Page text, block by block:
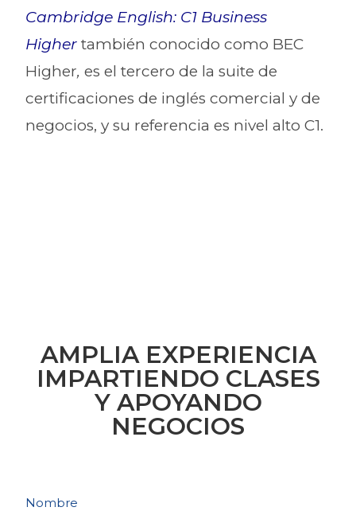
Cambridge English: C1 Business
Higher también conocido como BEC
Higher,es el tercero de la suite de
certificaciones de inglés comercial y de
negocios, y su referencia es nivel alto C1.
AMPLIA EXPERIENCIA
IMPARTIENDO CLASES
Y APOYANDO
NEGOCIOS
Nombre